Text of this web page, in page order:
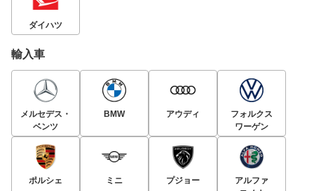
ダイハツ
輸入車
メルセデス・
ベンツ
BMW アウディ
フォルクス
ワーゲン
ポルシェ ミニ プジョー
アルファ